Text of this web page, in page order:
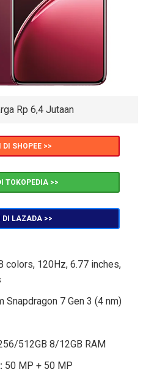
Rp 6,4 Jutaan
DI SHOPEE >>
TOKOPEDIA >>
DI LAZADA >>
colors, 120Hz, 6.77 inches,
Snapdragon 7 Gen 3 (4 nm)
512GB 8/12GB RAM
50 MP + 50 MP